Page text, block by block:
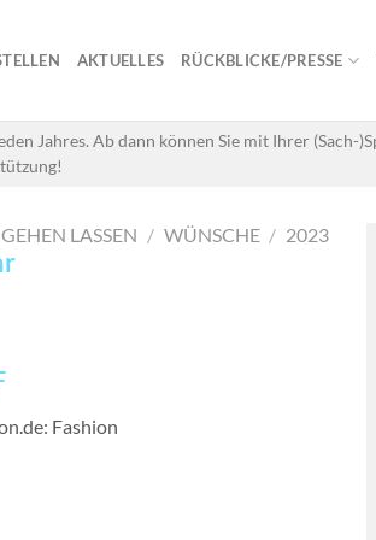
AKTUELLES RÜCKBLICKE/PRESSE
Jahres. Ab dann können Sie mit Ihrer (Sach-
LASSEN / WÜNSCHE / 2023
Fashion